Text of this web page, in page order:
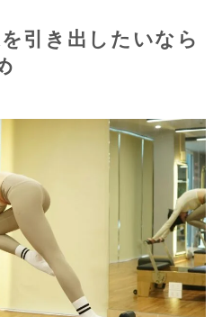
引き出したいなら